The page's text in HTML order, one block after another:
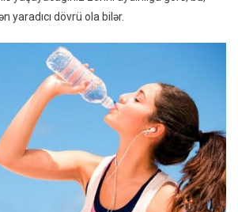
yaradıcı dövrü ola bilər.